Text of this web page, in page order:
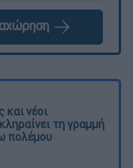
και νέοι
τη γραμμή
πολέμου